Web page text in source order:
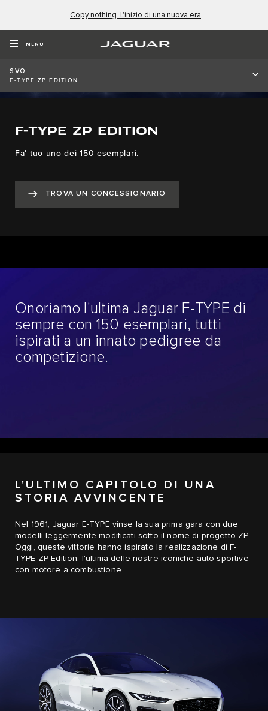
Copy nothing. L'inizio di una nuova era
MENU
SVO
F-TYPE ZP EDITION
F-TYPE ZP EDITION
Fa' tuo uno dei 150 esemplari.
TROVA UN CONCESSIONARIO
Onoriamo l'ultima Jaguar F-TYPE di
sempre con 150 esemplari, tutti
ispirati a un innato pedigree da
competizione.
L'ULTIMO CAPITOLO DI UNA
STORIA AVVINCENTE
Nel 1961, Jaguar E-TYPE vinse la sua prima gara con due
modelli leggermente modificati sotto il nome di progetto ZP.
Oggi, queste vittorie hanno ispirato la realizzazione di F-
TYPE ZP Edition, l'ultima delle nostre iconiche auto sportive
con motore a combustione.